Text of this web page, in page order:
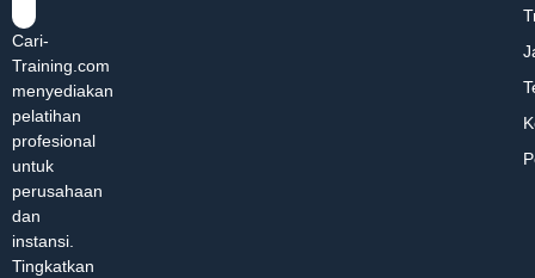
Cari-
Training.com
menyediakan
pelatihan
profesional
untuk
perusahaan
dan
instansi.
Tingkatkan